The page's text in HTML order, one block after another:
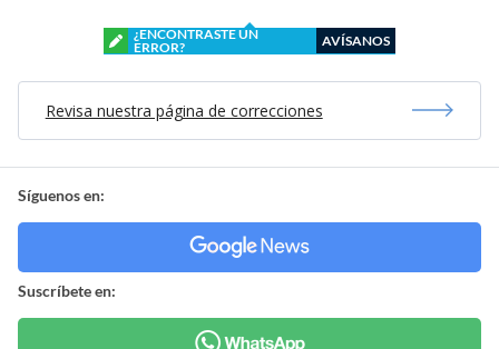
¿ENCONTRASTE UN
ERROR?
AVÍSANOS
Revisa nuestra página de correcciones
Síguenos en:
Suscríbete en: